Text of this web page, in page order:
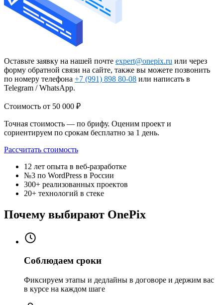
Оставьте заявку на нашей почте expert@onepix.ru или через
форму обратной связи на сайте, также вы можете позвонить
по номеру телефона +7 (991) 898 80-08 или написать в
Telegram / WhatsApp.
Стоимость от 50 000 ₽
Точная стоимость — по брифу. Оценим проект и
сориентируем по срокам бесплатно за 1 день.
Рассчитать стоимость
12 лет опыта в веб-разработке
№3 по WordPress в России
300+ реализованных проектов
20+ технологий в стеке
Почему выбирают OnePix
Соблюдаем сроки
Фиксируем этапы и дедлайны в договоре и держим вас
в курсе на каждом шаге